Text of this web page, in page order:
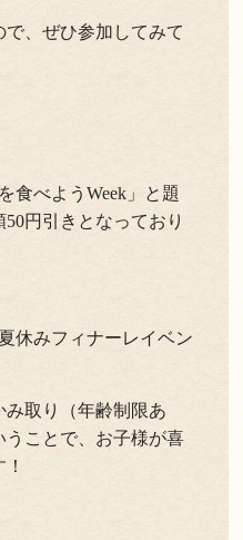
、ぜひ参加してみて
食べようWeek」と題
円引きとなっており
休みフィナーレイベン
取り（年齢制限あ
うことで、お子様が喜